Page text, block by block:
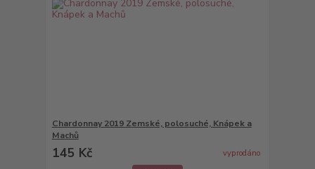
Chardonnay 2019 Zemské, polosuché, Knápek a
Machů
145 Kč vyprodáno